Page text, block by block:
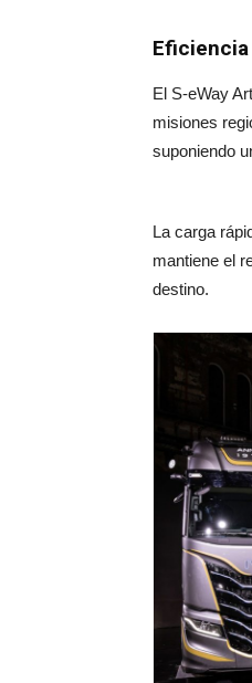
El S-eWay
misiones
suponiendo
La carga
mantiene el
destino.